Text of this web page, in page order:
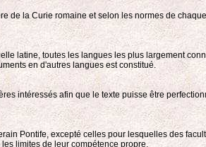
de la Curie romaine et selon les normes de
latine, toutes les langues les plus largement
en d'autres langues est constitué.
intéressés afin que le texte puisse être
Pontife, excepté celles pour lesquelles des
limites de leur compétence propre.